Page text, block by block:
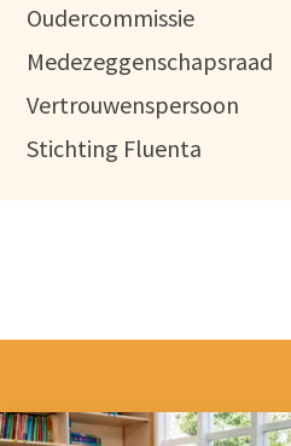
Oudercommissie
Medezeggenschapsraad
Vertrouwenspersoon
Stichting Fluenta